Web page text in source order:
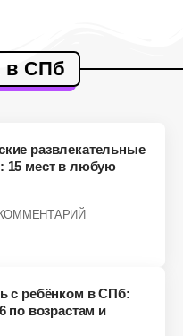
в СПб
развлекательные
15 мест в любую
с ребёнком в СПб:
по возрастам и